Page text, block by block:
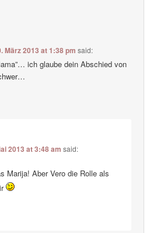
März 2013 at 1:38 pm said:
ich glaube dein Abschied von
2013 at 3:48 am said:
Marija! Aber Vero die Rolle als